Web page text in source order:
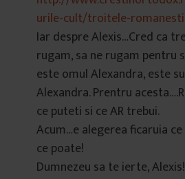
urile-cult/troitele-
Iar despre Alexis…Cred ca
rugam, sa ne rugam pentru
este omul Alexandra, este
Alexandra. Prentru
ce puteti si ce AR trebui.
Acum…e alegerea ficaruia
ce poate!
Dumnezeu sa te ierte, Alexis!